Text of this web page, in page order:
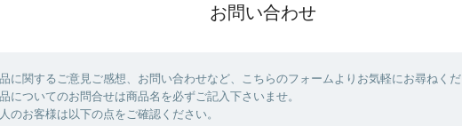
お問い合わせ
に関するご意見ご感想、お問い合わせなど、こちらのフォームよりお気軽にお尋ねくだ
についてのお問合せは商品名を必ずご記入下さいませ。
のお客様は以下の点をご確認ください。